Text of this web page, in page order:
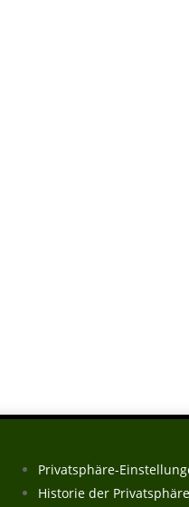
Privatsphäre-
Historie der